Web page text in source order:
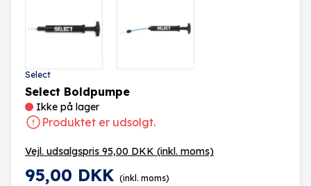
Select
Select Boldpumpe
Ikke på lager
Produktet er udsolgt.
Vejl. udsalgspris 95,00 DKK (inkl. moms)
95,00 DKK (inkl. moms)